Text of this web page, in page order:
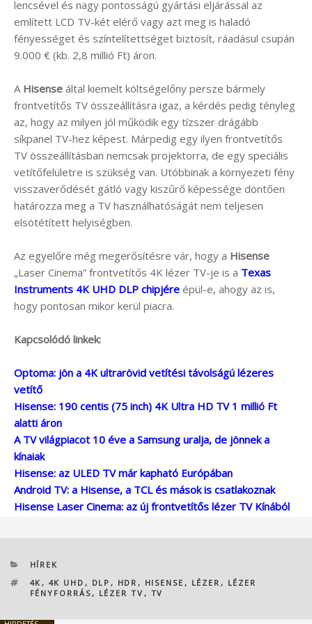
lencsével és nagy pontosságú gyártási eljárással az
említett LCD TV-két elérő vagy azt meg is haladó
fényességet és színtelítettséget biztosít, ráadásul csupán
9.000 € (kb. 2,8 millió Ft) áron.
A Hisense által kiemelt költségelőny persze bármely
frontvetítős TV összeállításra igaz, a kérdés pedig tényleg
az, hogy az milyen jól működik egy tízszer drágább
síkpanel TV-hez képest. Márpedig egy ilyen frontvetítős
TV összeállításban nemcsak projektorra, de egy speciális
vetítőfelületre is szükség van. Utóbbinak a környezeti fény
visszaverődését gátló vagy kiszűrő képessége döntően
határozza meg a TV használhatóságát nem teljesen
elsötétített helyiségben.
Az egyelőre még megerősítésre vár, hogy a Hisense
„Laser Cinema” frontvetítős 4K lézer TV-je is a Texas
Instruments 4K UHD DLP chipjére épül-e, ahogy az is,
hogy pontosan mikor kerül piacra.
Kapcsolódó linkek:
Optoma: jön a 4K ultrarövid vetítési távolságú lézeres
vetítő
Hisense: 190 centis (75 inch) 4K Ultra HD TV 1 millió Ft
alatti áron
A TV világpiacot 10 éve a Samsung uralja, de jönnek a
kínaiak
Hisense: az ULED TV már kapható Európában
Android TV: a Hisense, a TCL és mások is csatlakoznak
Hisense Laser Cinema: az új frontvetítős lézer TV Kínából
KATEGÓRIÁK
HÍREK
CÍMKÉK
4K , 4K UHD , DLP , HDR , HISENSE , LÉZER , LÉZER
FÉNYFORRÁS, LÉZER TV , TV